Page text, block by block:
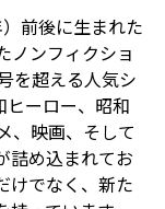
前後に生まれた
ノンフィクショ
を超える人気シ
ヒーロー、昭和
、映画、そして
詰め込まれてお
けでなく、新た